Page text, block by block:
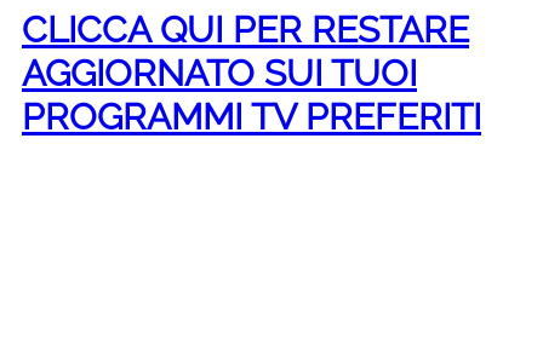
CLICCA QUI PER RESTARE
AGGIORNATO SUI TUOI
PROGRAMMI TV PREFERITI